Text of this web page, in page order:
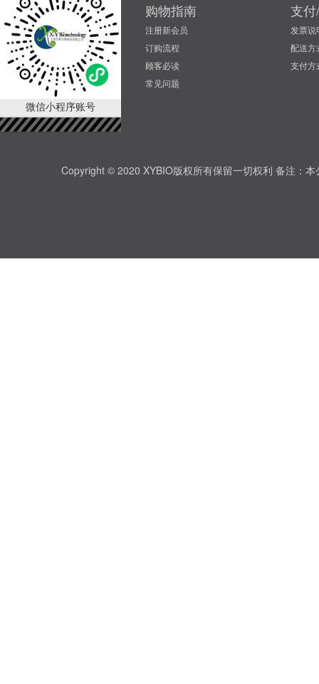
微信小程序账号
新手上路
如何成为会员
会员等级折扣
联系客服
购物指南
注册新会员
订购流程
顾客必读
常见问题
支
发票说
配送方
支付方
Copyright © 2020 XYBIO版权所有保留一切权利 备注：